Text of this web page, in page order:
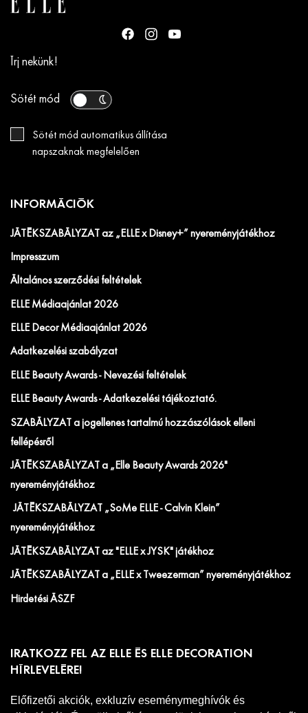
Írj nekünk!
Sötét mód
Sötét mód automatikus állítása
napszaknak megfelelően
INFORMÁCIÓK
JÁTÉKSZABÁLYZAT az „ELLE x Disney+” nyereményjátékhoz
Impresszum
Általános szerződési feltételek
ELLE Médiaajánlat 2026
ELLE Decor Médiaajánlat 2026
Adatkezelési szabályzat
ELLE Beauty Awards - Nevezési feltételek
ELLE Beauty Awards - Adatkezelési tájékoztató.
SZABÁLYZAT a jogellenes tartalmú hozzászólások elleni
fellépésről
JÁTÉKSZABÁLYZAT a „Elle Beauty Awards 2026"
nyereményjátékhoz
JÁTÉKSZABÁLYZAT „SoMe ELLE - Calvin Klein”
nyereményjátékhoz
JÁTÉKSZABÁLYZAT az "ELLE x JYSK" játékhoz
JÁTÉKSZABÁLYZAT a „ELLE x Tweezerman” nyereményjátékhoz
Hirdetési ÁSZF
IRATKOZZ FEL AZ ELLE ÉS ELLE DECORATION
HÍRLEVELÉRE!
Előfizetői akciók, exkluzív eseménymeghívók és